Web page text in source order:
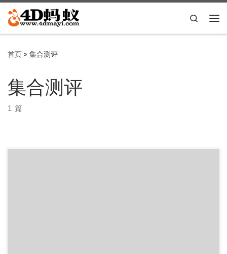
Skip to content
Search
首页» 集合测评
集合测评
1 篇